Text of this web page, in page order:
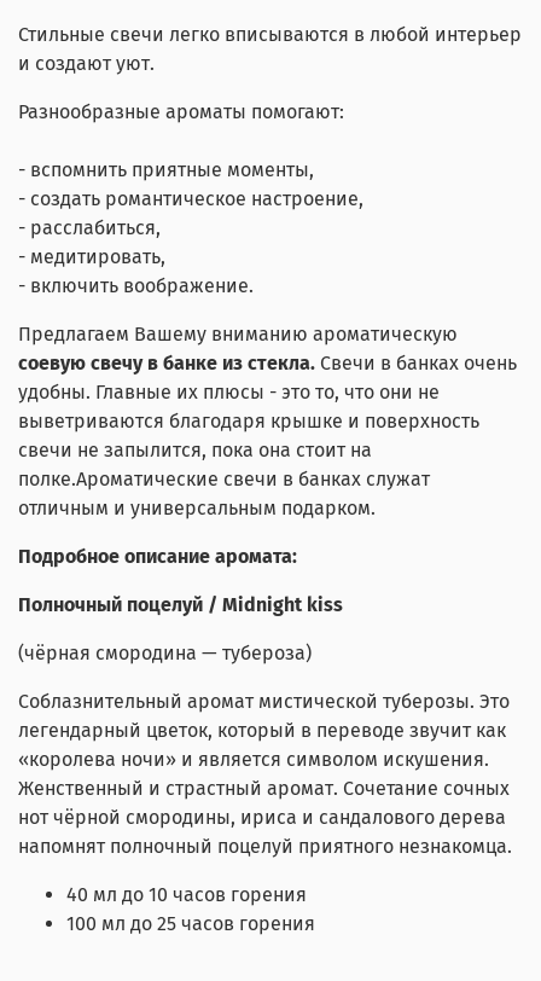
Стильные свечи легко вписываются в любой интерьер
и создают уют.
Разнообразные ароматы помогают:
- вспомнить приятные моменты,
- создать романтическое настроение,
- расслабиться,
- медитировать,
- включить воображение.
Предлагаем Вашему вниманию ароматическую
соевую свечу в банке из стекла. Свечи в банках очень
удобны. Главные их плюсы - это то, что они не
выветриваются благодаря крышке и поверхность
свечи не запылится, пока она стоит на
полке.Ароматические свечи в банках служат
отличным и универсальным подарком.
Подробное описание аромата:
Полночный поцелуй / Midnight kiss
(чёрная смородина — тубероза)
Соблазнительный аромат мистической туберозы. Это
легендарный цветок, который в переводе звучит как
«королева ночи» и является символом искушения.
Женственный и страстный аромат. Сочетание сочных
нот чёрной смородины, ириса и сандалового дерева
напомнят полночный поцелуй приятного незнакомца.
40 мл до 10 часов горения
100 мл до 25 часов горения